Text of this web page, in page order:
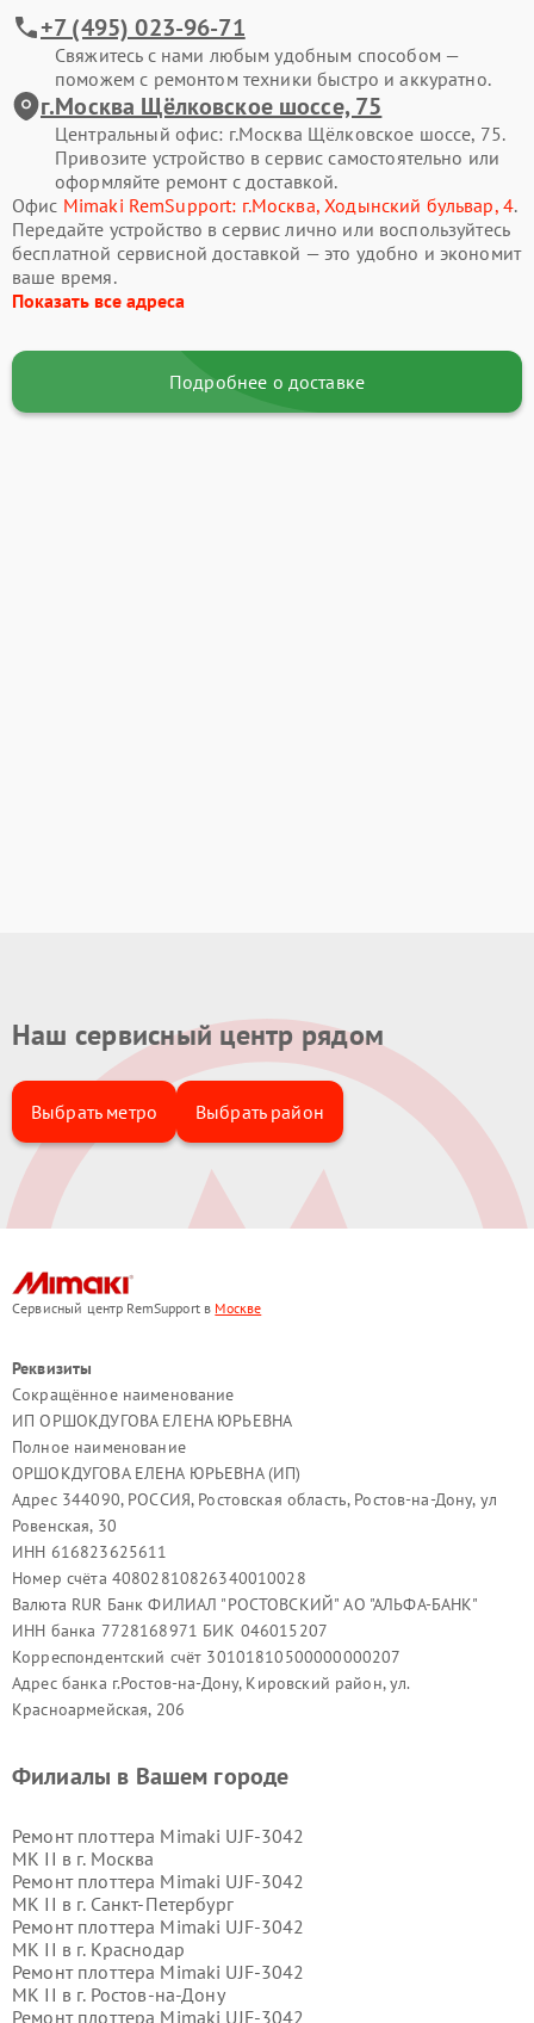
+7 (495) 023-96-71
Свяжитесь с нами любым удобным способом —
поможем с ремонтом техники быстро и аккуратно.
г.Москва Щёлковское шоссе, 75
Центральный офис: г.Москва Щёлковское шоссе, 75.
Привозите устройство в сервис самостоятельно или
оформляйте ремонт с доставкой.
Офис Mimaki RemSupport: г.Москва, Ходынский бульвар, 4.
Передайте устройство в сервис лично или воспользуйтесь
бесплатной сервисной доставкой — это удобно и экономит
ваше время.
Показать все адреса
Подробнее о доставке
Наш сервисный центр рядом
Выбрать метро Выбрать район
Сервисный центр RemSupport в Москве
Реквизиты
Сокращённое наименование
ИП ОРШОКДУГОВА ЕЛЕНА ЮРЬЕВНА
Полное наименование
ОРШОКДУГОВА ЕЛЕНА ЮРЬЕВНА (ИП)
Адрес 344090, РОССИЯ, Ростовская область, Ростов-на-Дону, ул
Ровенская, 30
ИНН 616823625611
Номер счёта 40802810826340010028
Валюта RUR Банк ФИЛИАЛ "РОСТОВСКИЙ" АО "АЛЬФА-БАНК"
ИНН банка 7728168971 БИК 046015207
Корреспондентский счёт 30101810500000000207
Адрес банка г.Ростов-на-Дону, Кировский район, ул.
Красноармейская, 206
Филиалы в Вашем городе
Ремонт плоттера Mimaki UJF-3042
MK II в г. Москва
Ремонт плоттера Mimaki UJF-3042
MK II в г. Санкт-Петербург
Ремонт плоттера Mimaki UJF-3042
MK II в г. Краснодар
Ремонт плоттера Mimaki UJF-3042
MK II в г. Ростов-на-Дону
Ремонт плоттера Mimaki UJF-3042